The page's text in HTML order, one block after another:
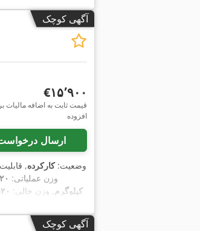
آگهی کوچک
‎€۱۵٬۹۰۰
قیمت ثابت به اضافه مالیات
افزوده
ارسال
وضعیت:کارکرده,
, وزن عملیاتی:
کیلوگرم, وزن خالی:
آگهی کوچک